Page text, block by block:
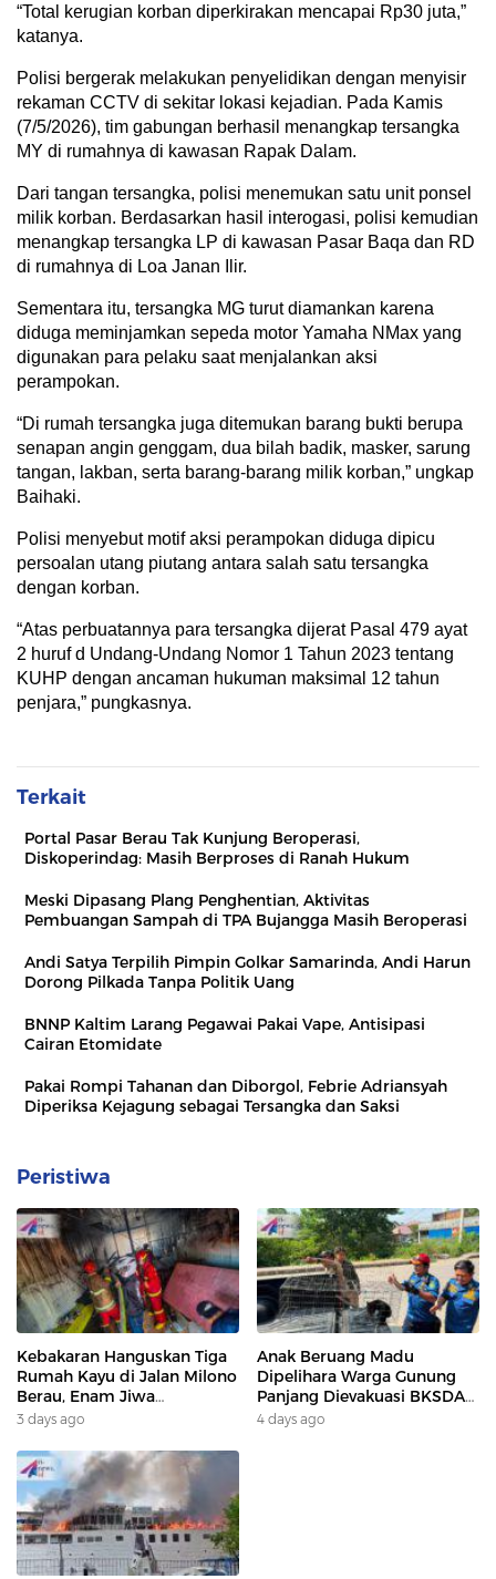
“Total kerugian korban diperkirakan mencapai Rp30 juta,”
katanya.
Polisi bergerak melakukan penyelidikan dengan menyisir
rekaman CCTV di sekitar lokasi kejadian. Pada Kamis
(7/5/2026), tim gabungan berhasil menangkap tersangka
MY di rumahnya di kawasan Rapak Dalam.
Dari tangan tersangka, polisi menemukan satu unit ponsel
milik korban. Berdasarkan hasil interogasi, polisi kemudian
menangkap tersangka LP di kawasan Pasar Baqa dan RD
di rumahnya di Loa Janan Ilir.
Sementara itu, tersangka MG turut diamankan karena
diduga meminjamkan sepeda motor Yamaha NMax yang
digunakan para pelaku saat menjalankan aksi
perampokan.
“Di rumah tersangka juga ditemukan barang bukti berupa
senapan angin genggam, dua bilah badik, masker, sarung
tangan, lakban, serta barang-barang milik korban,” ungkap
Baihaki.
Polisi menyebut motif aksi perampokan diduga dipicu
persoalan utang piutang antara salah satu tersangka
dengan korban.
“Atas perbuatannya para tersangka dijerat Pasal 479 ayat
2 huruf d Undang-Undang Nomor 1 Tahun 2023 tentang
KUHP dengan ancaman hukuman maksimal 12 tahun
penjara,” pungkasnya.
Terkait
Portal Pasar Berau Tak Kunjung Beroperasi,
Diskoperindag: Masih Berproses di Ranah Hukum
Meski Dipasang Plang Penghentian, Aktivitas
Pembuangan Sampah di TPA Bujangga Masih Beroperasi
Andi Satya Terpilih Pimpin Golkar Samarinda, Andi Harun
Dorong Pilkada Tanpa Politik Uang
BNNP Kaltim Larang Pegawai Pakai Vape, Antisipasi
Cairan Etomidate
Pakai Rompi Tahanan dan Diborgol, Febrie Adriansyah
Diperiksa Kejagung sebagai Tersangka dan Saksi
Peristiwa
Kebakaran Hanguskan Tiga
Rumah Kayu di Jalan Milono
Berau, Enam Jiwa
Terdampak
3 days ago
Anak Beruang Madu
Dipelihara Warga Gunung
Panjang Dievakuasi BKSDA
Dan DAMKAR
4 days ago